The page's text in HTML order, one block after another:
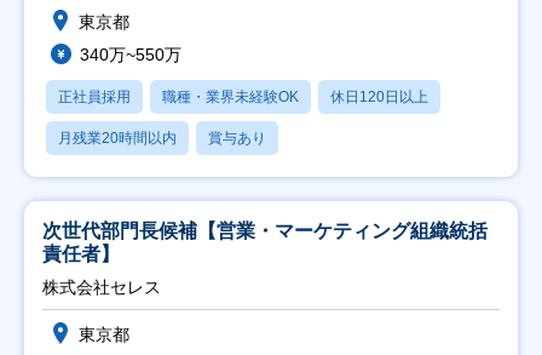
東京都
340万~550万
正社員採用 職種・業界未経験OK 休日120日以上
月残業20時間以内 賞与あり
次世代部門長候補【営業・マーケティング組織統括
責任者】
株式会社セレス
東京都